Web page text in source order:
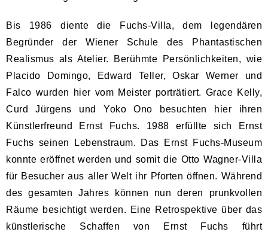
Bis 1986 diente die Fuchs-Villa, dem legendären
Begründer der Wiener Schule des Phantastischen
Realismus als Atelier. Berühmte Persönlichkeiten, wie
Placido Domingo, Edward Teller, Oskar Werner und
Falco wurden hier vom Meister porträtiert. Grace Kelly,
Curd Jürgens und Yoko Ono besuchten hier ihren
Künstlerfreund Ernst Fuchs. 1988 erfüllte sich Ernst
Fuchs seinen Lebenstraum. Das Ernst Fuchs-Museum
konnte eröffnet werden und somit die Otto Wagner-Villa
für Besucher aus aller Welt ihr Pforten öffnen. Während
des gesamten Jahres können nun deren prunkvollen
Räume besichtigt werden. Eine Retrospektive über das
künstlerische Schaffen von Ernst Fuchs führt